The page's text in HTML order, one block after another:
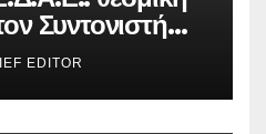
Συντονιστή
EDITOR